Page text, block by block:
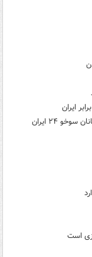
ایران
۲۴ ایران
است